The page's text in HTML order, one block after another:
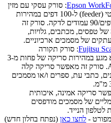
Epson: סורק עסקי עם מזין
מסמכים אוטומטי (feeder) ל-100 דפים במהירות
סריקה של 45 דפים/90 עמודים לדקה. סורק זה
טפסים, מכתבים, גלויות,
של מסמכים ארכיוניים.
Fujitsu: סורק תקורה
(overhead) ללא מגע במהירות סריקה של פחות מ-3
שניות לעמוד A3. סורק זה מאפשר סריקה קלה
כתבי עת, ספרים ו/או מסמכים
סריקה אמינה, איכותית
של מסמכים מודפסים
לטלפון הנייד.
- לחצו כאן (נפתח בחלון חדש)